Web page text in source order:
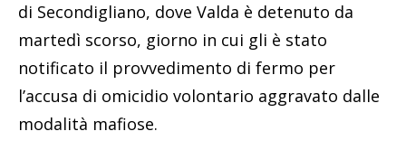
di Secondigliano, dove Valda è detenuto da
martedì scorso, giorno in cui gli è stato
notificato il provvedimento di fermo per
l’accusa di omicidio volontario aggravato dalle
modalità mafiose.